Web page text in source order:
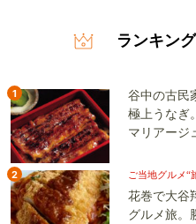
ランキング
1
谷中の古民
極上うなぎ
マリアージ
2 ご当地グルメ“
花巻で大谷
グルメ旅。